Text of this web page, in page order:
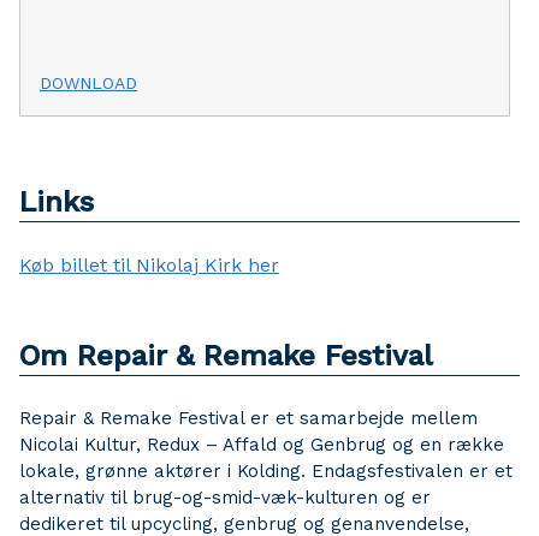
DOWNLOAD
Links
Køb billet til Nikolaj Kirk her
Om Repair & Remake Festival
Repair & Remake Festival er et samarbejde mellem
Nicolai Kultur, Redux – Affald og Genbrug og en række
lokale, grønne aktører i Kolding. Endagsfestivalen er et
alternativ til brug-og-smid-væk-kulturen og er
dedikeret til upcycling, genbrug og genanvendelse,